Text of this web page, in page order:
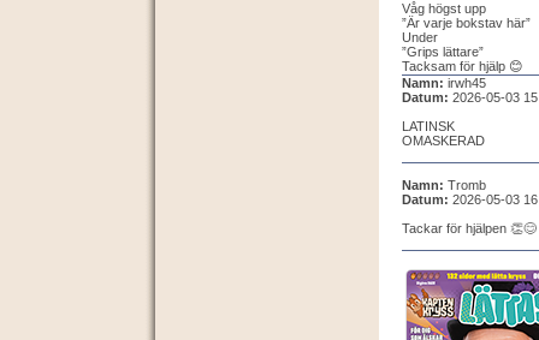
Våg högst upp
”Är varje bokstav här”
Under
”Grips lättare”
Tacksam för hjälp 😊
Namn: irwh45
Datum: 2026-05-03
LATINSK
OMASKERAD
Namn: Tromb
Datum: 2026-05-03
Tackar för hjälpen 👏😊